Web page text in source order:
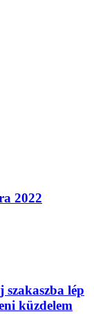
2022
lép
küzdelem